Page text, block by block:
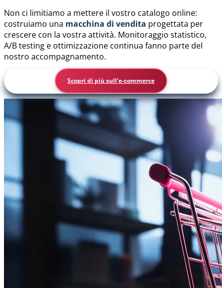
Non ci limitiamo a mettere il vostro catalogo online:
costruiamo una macchina di vendita progettata per
crescere con la vostra attività. Monitoraggio statistico,
A/B testing e ottimizzazione continua fanno parte del
nostro accompagnamento.
Scopri di più sull'e-commerce